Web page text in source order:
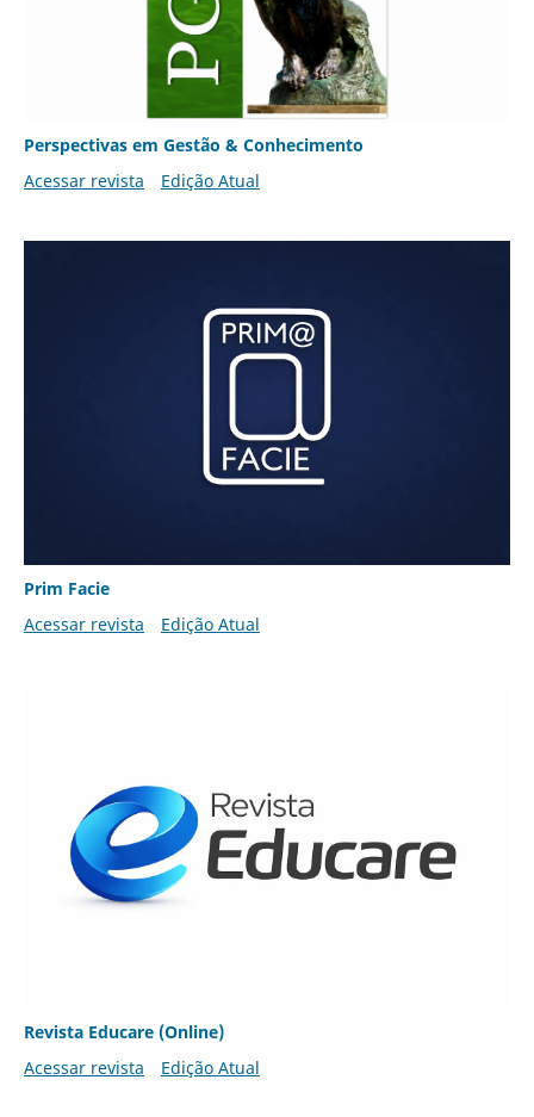
Perspectivas em Gestão & Conhecimento
Acessar revista
Edição Atual
Prim Facie
Acessar revista
Edição Atual
Revista Educare (Online)
Acessar revista
Edição Atual